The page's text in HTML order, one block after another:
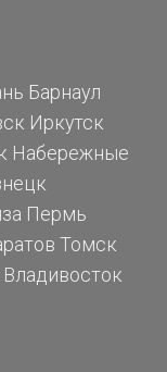
Барнаул
Иркутск
Набережные
Пермь
Томск
Владивосток